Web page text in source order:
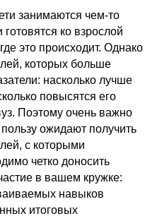
занимаются чем-то
ко взрослой
это происходит. Однако
которых больше
насколько лучше
повысятся его
Поэтому очень важно
ожидают получить
с которыми
четко доносить
в вашем кружке:
навыков
итоговых